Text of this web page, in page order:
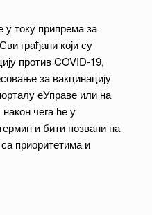
у току припрема за
грађани који су
против COVID-19,
за вакцинацију
еУправе или на
чега ће у
и бити позвани на
приоритетима и